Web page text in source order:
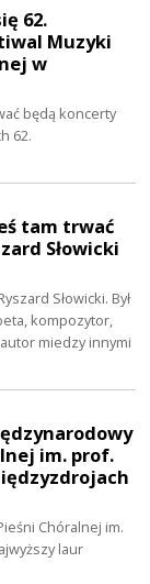
62.
Muzyki
w
będą koncerty
62.
tam trwać
Słowicki
Słowicki. Był
kompozytor,
miedzy innymi
im. prof.
Chóralnej im.
laur